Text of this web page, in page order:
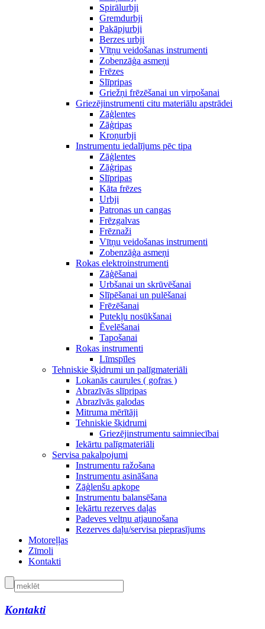
Spirālurbji
Gremdurbji
Pakāpjurbji
Berzes urbji
Vītņu veidošanas instrumenti
Zobenzāģa asmeņi
Frēzes
Slīpripas
Griežņi frēzēšanai un virpošanai
Griezējinstrumenti citu materiālu apstrādei
Zāģlentes
Zāģripas
Kroņurbji
Instrumentu iedalījums pēc tipa
Zāģlentes
Zāģripas
Slīpripas
Kāta frēzes
Urbji
Patronas un cangas
Frēzgalvas
Frēznaži
Vītņu veidošanas instrumenti
Zobenzāģa asmeņi
Rokas elektroinstrumenti
Zāģēšanai
Urbšanai un skrūvēšanai
Slīpēšanai un pulēšanai
Frēzēšanai
Putekļu nosūkšanai
Ēvelēšanai
Tapošanai
Rokas instrumenti
Līmspīles
Tehniskie šķidrumi un palīgmateriāli
Lokanās caurules ( gofras )
Abrazīvās slīpripas
Abrazīvās galodas
Mitruma mērītāji
Tehniskie šķidrumi
Griezējinstrumentu saimniecībai
Iekārtu palīgmateriāli
Servisa pakalpojumi
Instrumentu ražošana
Instrumentu asināšana
Zāģlenšu apkope
Instrumentu balansēšana
Iekārtu rezerves daļas
Padeves veltņu atjaunošana
Rezerves daļu/servisa pieprasījums
Motoreļļas
Zīmoli
Kontakti
Kontakti